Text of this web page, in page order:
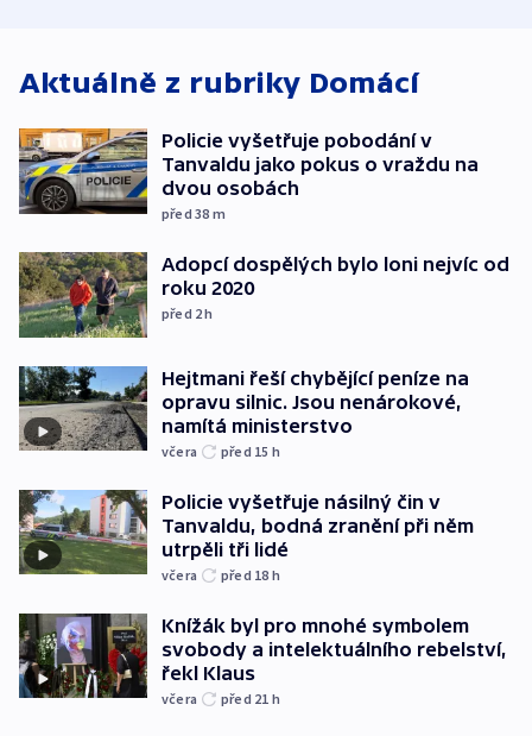
Aktuálně z rubriky Domácí
Policie vyšetřuje pobodání v
Tanvaldu jako pokus o vraždu na
dvou osobách
před 38 m
Adopcí dospělých bylo loni nejvíc od
roku 2020
před 2h
Hejtmani řeší chybějící peníze na
opravu silnic. Jsou nenárokové,
namítá ministerstvo
včera před 15 h
Policie vyšetřuje násilný čin v
Tanvaldu, bodná zranění při něm
utrpěli tři lidé
včera před 18 h
Knížák byl pro mnohé symbolem
svobody a intelektuálního rebelství,
řekl Klaus
včera před 21 h